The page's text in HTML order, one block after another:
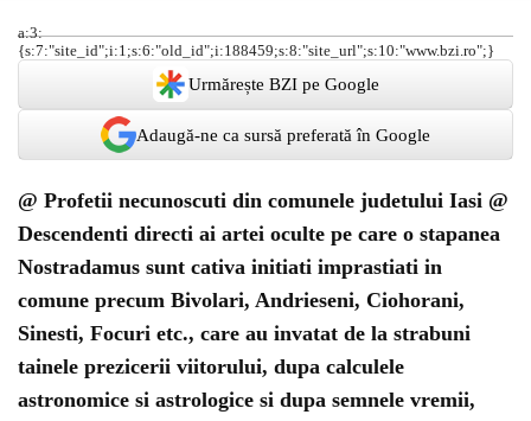
a:3:
{s:7:"site_id";i:1;s:6:"old_id";i:188459;s:8:"site_url";s:10:"www.bzi.ro";}
Urmărește BZI pe Google
Adaugă-ne ca sursă preferată în Google
@ Profetii necunoscuti din comunele judetului Iasi @
Descendenti directi ai artei oculte pe care o stapanea
Nostradamus sunt cativa initiati imprastiati in
comune precum Bivolari, Andrieseni, Ciohorani,
Sinesti, Focuri etc., care au invatat de la strabuni
tainele prezicerii viitorului, dupa calculele
astronomice si astrologice si dupa semnele vremii,